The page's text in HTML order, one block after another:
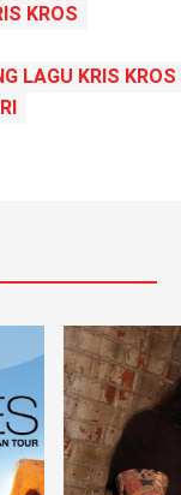
KROS
LAGU KRIS KROS